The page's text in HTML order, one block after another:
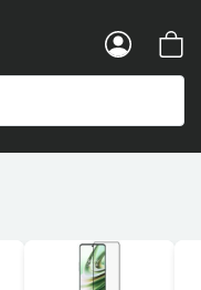
y accesorios para